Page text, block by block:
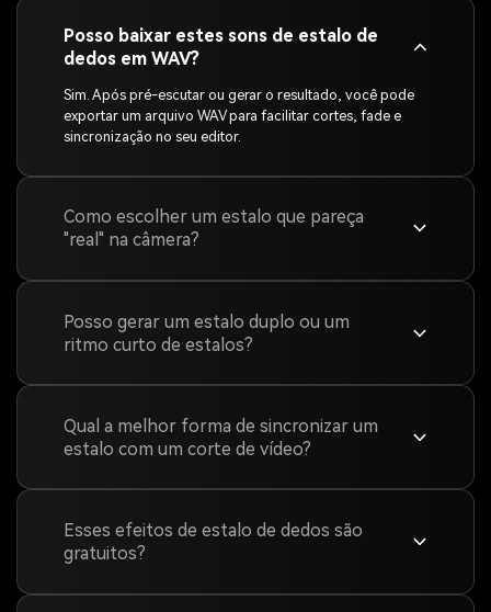
Posso baixar estes sons de estalo de
dedos em WAV?
Sim. Após pré-escutar ou gerar o resultado, você pode
exportar um arquivo WAV para facilitar cortes, fade e
sincronização no seu editor.
Como escolher um estalo que pareça
"real" na câmera?
Posso gerar um estalo duplo ou um
ritmo curto de estalos?
Qual a melhor forma de sincronizar um
estalo com um corte de vídeo?
Esses efeitos de estalo de dedos são
gratuitos?